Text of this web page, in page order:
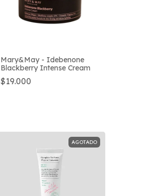
Mary&May - Idebenone
Blackberry Intense Cream
$19.000
AGOTADO